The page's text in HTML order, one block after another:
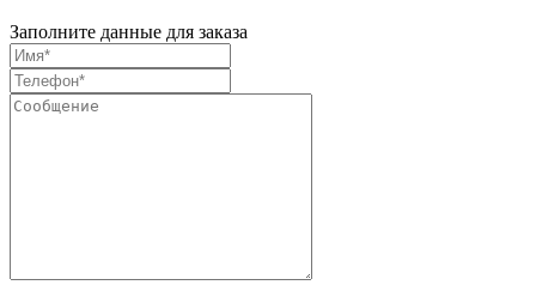
Заполните данные для заказа